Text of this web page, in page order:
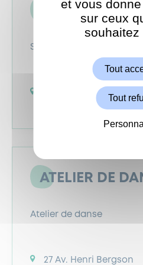
AQUE
Salon de massage
14 Av. du Maréchal
ATELIER DE
Atelier de danse
27 Av. Henri Bergson
ShareThis est
et vous
sur ceux
souhaitez
Tout
Tout